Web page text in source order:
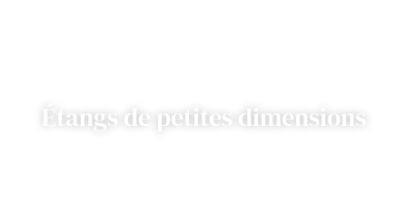
Étangs de petites dimensions